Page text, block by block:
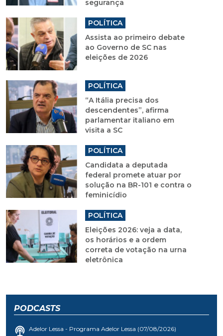
segurança
POLÍTICA
Assista ao primeiro debate
ao Governo de SC nas
eleições de 2026
POLÍTICA
“A Itália precisa dos
descendentes”, afirma
parlamentar italiano em
visita a SC
POLÍTICA
Candidata a deputada
federal promete atuar por
solução na BR-101 e contra o
feminicídio
POLÍTICA
Eleições 2026: veja a data,
os horários e a ordem
correta de votação na urna
eletrônica
PODCASTS
Adelor Lessa - Programa Adelor Lessa (07/08/2026)